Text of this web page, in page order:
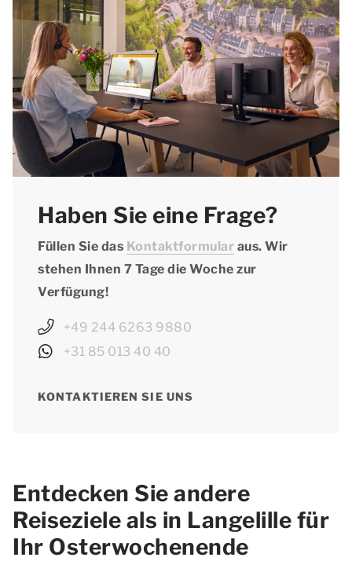
erlaubt sind. Vergessen Sie nicht, Ihr Haustier
bei der Reservierung zu erwähnen und den
Haustierzuschlag zu beachten.
Haben Sie eine Frage?
Füllen Sie das Kontaktformular aus. Wir
stehen Ihnen 7 Tage die Woche zur
Verfügung!
+49 244 6263 9880
+31 85 013 40 40
KONTAKTIEREN SIE UNS
Entdecken Sie andere
Reiseziele als in Langelille für
Ihr Osterwochenende